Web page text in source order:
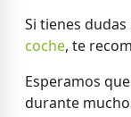
Si tienes
coche, te
Esperamos
durante